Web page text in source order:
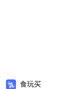
食玩买